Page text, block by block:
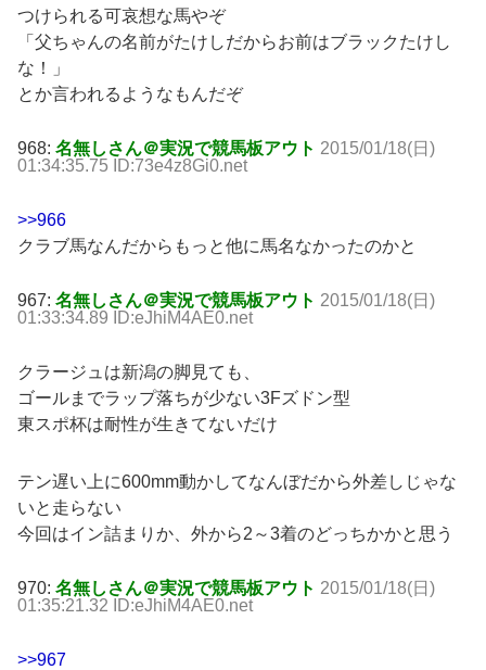
つけられる可哀想な馬やぞ
「父ちゃんの名前がたけしだからお前はブラックたけし
な！」
とか言われるようなもんだぞ
968: 名無しさん＠実況で競馬板アウト 2015/01/18(日)
01:34:35.75 ID:73e4z8Gi0.net
>>966
クラブ馬なんだからもっと他に馬名なかったのかと
967: 名無しさん＠実況で競馬板アウト 2015/01/18(日)
01:33:34.89 ID:eJhiM4AE0.net
クラージュは新潟の脚見ても、
ゴールまでラップ落ちが少ない3Fズドン型
東スポ杯は耐性が生きてないだけ
テン遅い上に600mm動かしてなんぼだから外差しじゃな
いと走らない
今回はイン詰まりか、外から2～3着のどっちかかと思う
970: 名無しさん＠実況で競馬板アウト 2015/01/18(日)
01:35:21.32 ID:eJhiM4AE0.net
>>967